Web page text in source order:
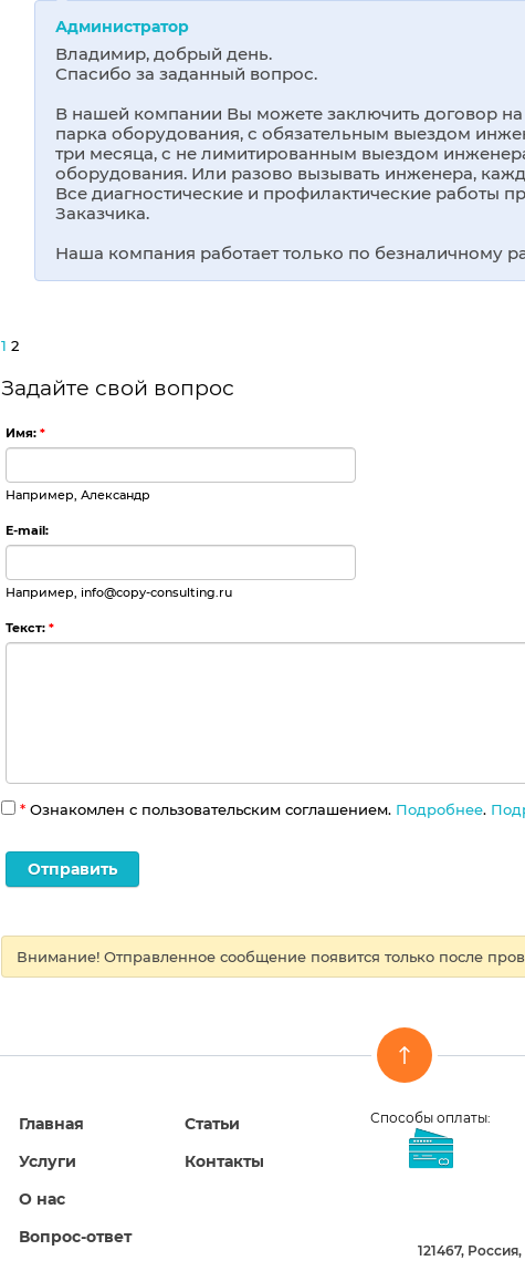
Администратор
Владимир, добрый день.
Спасибо за заданный вопрос.
В нашей компании Вы можете заключить договор
парка оборудования, с обязательным выездом
три месяца, с не лимитированным выездом
оборудования. Или разово вызывать инженера,
Все диагностические и профилактические работы
Заказчика.
Наша компания работает только по безналичному
1 2
Задайте свой вопрос
Имя:*
Например, Александр
E-mail:
Например, info@copy-consulting.ru
Текст:*
* Ознакомлен с пользовательским соглашением. Подробнее.
Внимание! Отправленное сообщение появится только после
Главная
Услуги
О нас
Вопрос-ответ
Статьи
Контакты
Способы оплаты:
121467,